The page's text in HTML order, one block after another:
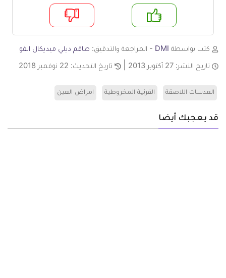
لا
كتب بواسطة DMI - المراجعة والتدقيق: طاقم ديلي ميديكال انفو
تاريخ النشر: 27 أكتوبر 2013 تاريخ التحديث: 22 نوفمبر 2018
العدسات اللاصقة القرنية المخروطية امراض العين
قد يعجبك أيضا